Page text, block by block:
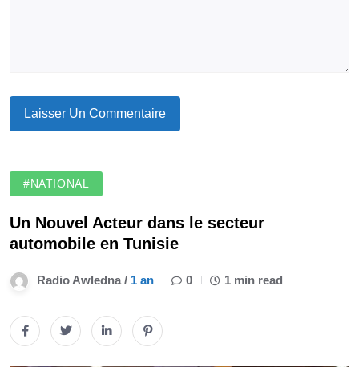
#NATIONAL
Un Nouvel Acteur dans le secteur
automobile en Tunisie
Radio Awledna / 1 an 0 1 min read